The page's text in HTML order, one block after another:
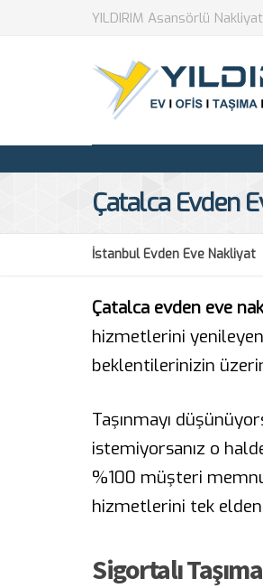
YILDIRIM Asansörlü Nakliyat
Çatalca Evden
İstanbul Evden Eve Nakliyat
Çatalca evden eve
hizmetlerini
beklentilerinizin
Taşınmayı
istemiyorsanız o
%100 müşteri
hizmetlerini tek
Sigortalı